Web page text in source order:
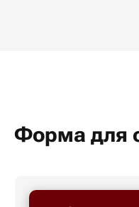
Форма для